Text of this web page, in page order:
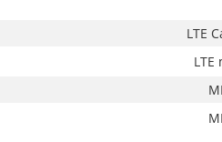
LTE
LTE